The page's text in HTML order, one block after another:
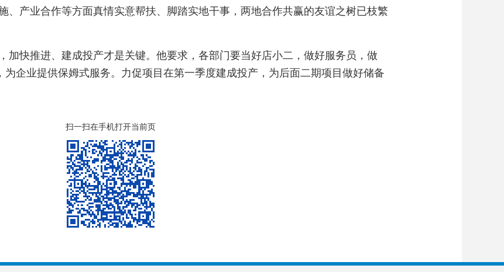
、产业合作等方面真情实意帮扶、脚踏实地干事，两地合作共赢的友谊之树已枝繁
加快推进、建成投产才是关键。他要求，各部门要当好店小二，做好服务员，做
为企业提供保姆式服务。力促项目在第一季度建成投产，为后面二期项目做好储备
扫一扫在手机打开当前页